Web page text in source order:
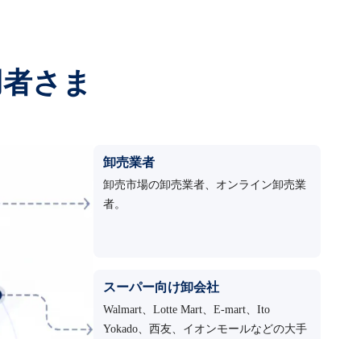
さま
卸売業者
卸売市場の卸売業者、オンライン卸売業
者。
スーパー向け卸会社
Walmart、Lotte Mart、E-mart、Ito
Yokado、西友、イオンモールなどの大手